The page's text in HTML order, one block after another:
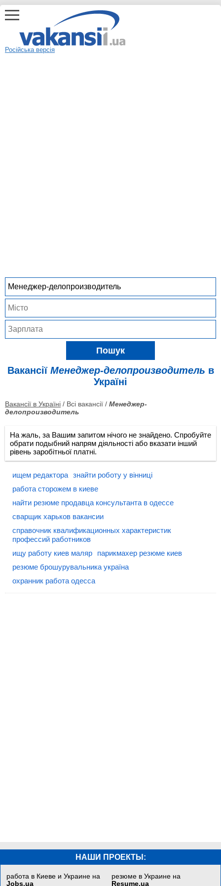
Російська версія
Пошук
Вакансії Менеджер-делопроизводитель в
Україні
Вакансії в Україні / Всі вакансії / Менеджер-
делопроизводитель
На жаль, за Вашим запитом нічого не знайдено. Спробуйте
обрати подыбний напрям діяльності або вказати інший
рівень заробітньої платні.
ищем редактора знайти роботу у вінниці
работа сторожем в киеве
найти резюме продавца консультанта в одессе
сварщик харьков вакансии
справочник квалификационных характеристик
профессий работников
ищу работу киев маляр
парикмахер резюме киев
резюме брошурувальника україна
охранник работа одесса
НАШИ ПРОЕКТЫ:
работа в Киеве и Украине на
Jobs.ua
резюме в Украине на
Resume.ua